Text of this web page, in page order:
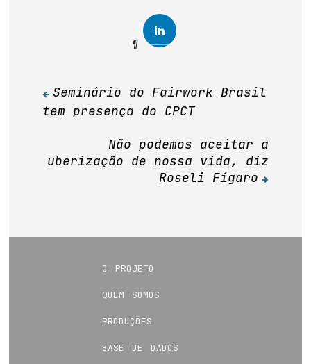
Navegação
de
Post
Seminário do Fairwork Brasil
tem presença do CPCT
Não podemos aceitar a
uberização de nossa vida, diz
Roseli Fígaro
o projeto
quem somos
produções
base de dados